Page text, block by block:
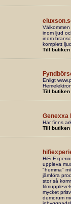
inom ljud
inom
komplett
Till butiken
Enligt
Till butiken
Genexxa
Här finns
Till butiken
HiFi
uppleva
"hemma"
jämföra
stor så
mycket
demorum